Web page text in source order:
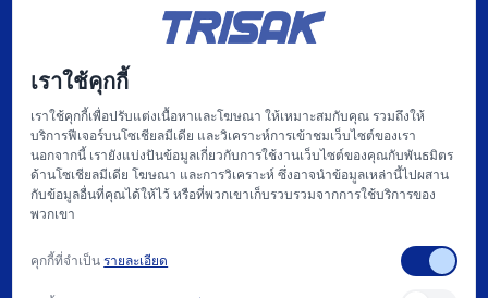
บริษัท แฟคตอรี่ ออโตเมชั่น เซ็นเตอร์ จำกัด
บริษัท ไฮทรอน-ตรีศักดิ์ จำกัด
หน้าแรก
เกี่ยวกับเรา
สนับสนุน
เราใช้คุกกี้
เราใช้คุกกี้เพื่อปรับแต่งเนื้อหาและโฆษณา ให้เหมาะสมกับคุณ รวมถึงให้
บริการฟีเจอร์บนโซเชียลมีเดีย และวิเคราะห์การเข้าชมเว็บไซต์ของเรา
นอกจากนี้ เรายังแบ่งปันข้อมูลเกี่ยวกับการใช้งานเว็บไซต์ของคุณกับพันธมิตร
ด้านโซเชียลมีเดีย โฆษณา และการวิเคราะห์ ซึ่งอาจนำข้อมูลเหล่านี้ไปผสาน
กับข้อมูลอื่นที่คุณได้ให้ไว้ หรือที่พวกเขาเก็บรวบรวมจากการใช้บริการของ
พวกเขา
คุกกี้ที่จำเป็นรายละเอียด